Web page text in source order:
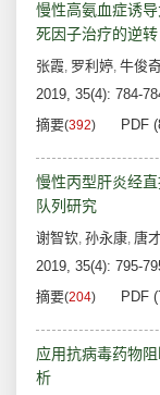
慢性高氨血症诱
死因子治疗的逆转
张霞, 罗利婷, 牛俊
2019, 35(4): 784-
摘要(392) PDF
慢性丙型肝炎经
队列研究
谢智钦, 孙永康, 唐
2019, 35(4): 795-
摘要(204) PDF
应用抗病毒药物
析